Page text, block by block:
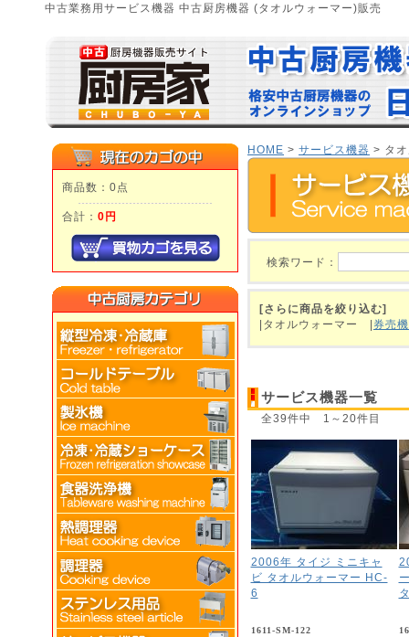
中古業務用サービス機器 中古厨房機器 (タオルウォーマー)販売
商品数：0点
合計： 0円
HOME > サービス機器 > タ
検索ワード：
[さらに商品を絞り込む]
|タオルウォーマー |券売機
サービス機器一覧
全39件中 1～20件目
2006年 タイジ ミニキャ
ビ タオルウォーマー HC-
6
1611-SM-122